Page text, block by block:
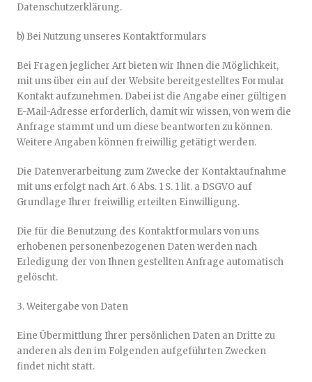
Datenschutzerklärung.
b) Bei Nutzung unseres Kontaktformulars
Bei Fragen jeglicher Art bieten wir Ihnen die Möglichkeit,
mit uns über ein auf der Website bereitgestelltes Formular
Kontakt aufzunehmen. Dabei ist die Angabe einer gültigen
E-Mail-Adresse erforderlich, damit wir wissen, von wem die
Anfrage stammt und um diese beantworten zu können.
Weitere Angaben können freiwillig getätigt werden.
Die Datenverarbeitung zum Zwecke der Kontaktaufnahme
mit uns erfolgt nach Art. 6 Abs. 1 S. 1 lit. a DSGVO auf
Grundlage Ihrer freiwillig erteilten Einwilligung.
Die für die Benutzung des Kontaktformulars von uns
erhobenen personenbezogenen Daten werden nach
Erledigung der von Ihnen gestellten Anfrage automatisch
gelöscht.
3. Weitergabe von Daten
Eine Übermittlung Ihrer persönlichen Daten an Dritte zu
anderen als den im Folgenden aufgeführten Zwecken
findet nicht statt.